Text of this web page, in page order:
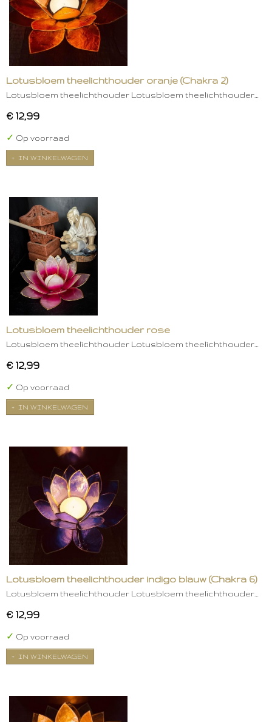
Lotusbloem theelichthouder oranje (Chakra 2)
Lotusbloem theelichthouder Lotusbloem theelichthouder…
€ 12,99
✓ Op voorraad
IN WINKELWAGEN
Lotusbloem theelichthouder rose
Lotusbloem theelichthouder Lotusbloem theelichthouder…
€ 12,99
✓ Op voorraad
IN WINKELWAGEN
Lotusbloem theelichthouder indigo blauw (Chakra 6)
Lotusbloem theelichthouder Lotusbloem theelichthouder…
€ 12,99
✓ Op voorraad
IN WINKELWAGEN